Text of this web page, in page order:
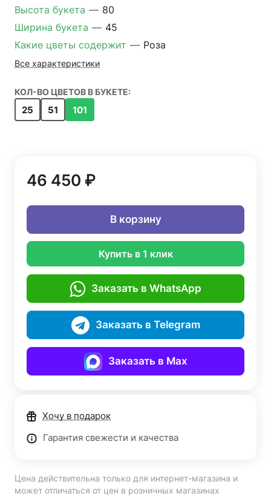
Высота букета — 80
Ширина букета — 45
Какие цветы содержит — Роза
Все характеристики
КОЛ-ВО ЦВЕТОВ В БУКЕТЕ:
25 51 101
46 450 ₽
В корзину
Купить в 1 клик
Заказать в WhatsApp
Заказать в Telegram
Заказать в Max
Хочу в подарок
Гарантия свежести и качества
Цена действительна только для интернет-магазина и
может отличаться от цен в розничных магазинах